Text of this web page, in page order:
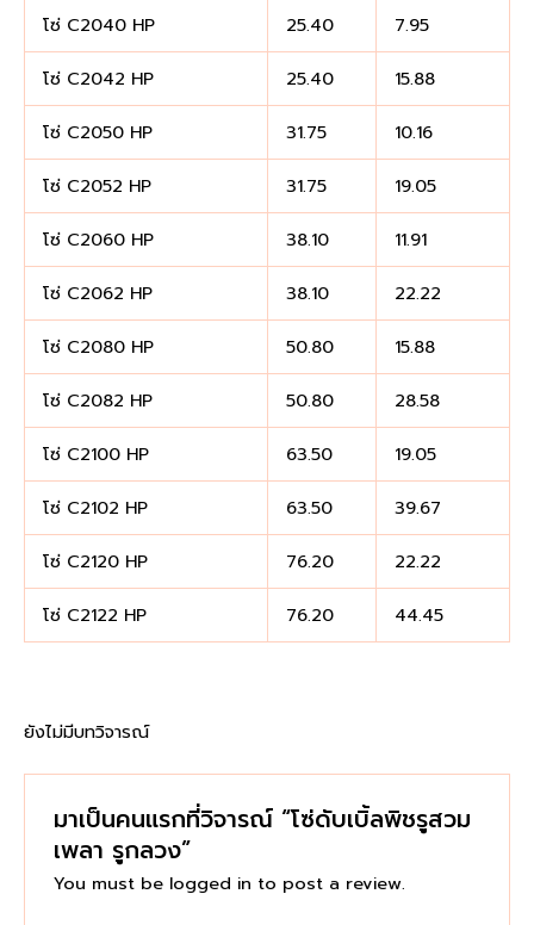
โซ่ C2040 HP 25.40 7.95
โซ่ C2042 HP 25.40 15.88
โซ่ C2050 HP 31.75 10.16
โซ่ C2052 HP 31.75 19.05
โซ่ C2060 HP 38.10 11.91
โซ่ C2062 HP 38.10 22.22
โซ่ C2080 HP 50.80 15.88
โซ่ C2082 HP 50.80 28.58
โซ่ C2100 HP 63.50 19.05
โซ่ C2102 HP 63.50 39.67
โซ่ C2120 HP 76.20 22.22
โซ่ C2122 HP 76.20 44.45
ยังไม่มีบทวิจารณ์
มาเป็นคนแรกที่วิจารณ์ “โซ่ดับเบิ้ลพิชรูสวม
เพลา รูกลวง”
You must be logged in to post a review.